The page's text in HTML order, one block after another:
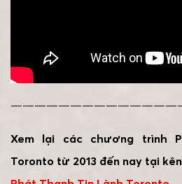
Xem lại các chương trình
Toronto từ 2013 đến nay tại